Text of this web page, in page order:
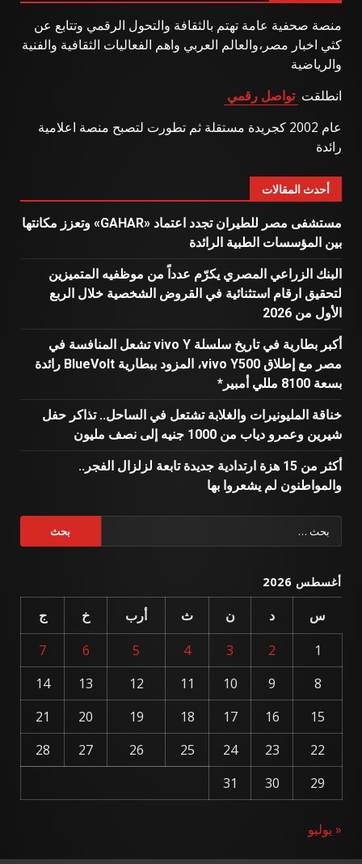
منصة صحفية عامة تهتم بالثقافة والتحول الرقمي وتتابع عن
كثي اخبار مصر،والعالم العربي واهم الفعاليات الثقافية والفنية
والرياضية
انطلقت تواصل رقمي
عام 2002 كجريدة مستقلة ثم تطورت لتصبح منصة اعلامية
رائدة
أحدث المقالات
مستشفى مصر للطيران تجدد اعتماد «GAHAR» وتعزز مكانتها
بين المؤسسات الطبية الرائدة
البنك الزراعي المصري يكرّم عدداً من موظفيه المتميزين
لتحقيق ارقام استثنائية في القروض الشخصية خلال الربع
الأول من 2026
أكبر بطارية في تاريخ سلسلة vivo Y تشعل المنافسة في
مصر مع إطلاق vivo Y500، المزود ببطارية BlueVolt رائدة
بسعة 8100 مللي أمبير*
خناقة المليونيرات والغلابة تشتعل في الساحل.. تذاكر حفل
شيرين وعمرو دياب من 1000 جنيه إلى نصف مليون
أكثر من 15 هزة ارتدادية جديدة تابعة لزلزال الفجر..
والمواطنون لم يشعروا بها
عن:
أغسطس 2026
س د ن ث أرب خ
ج
1
2
3
4
5
6
7
8
9
10
11
12
13
14
15
16
17
18
19
20
21
22
23
24
25
26
27
28
29
30
31
« يوليو